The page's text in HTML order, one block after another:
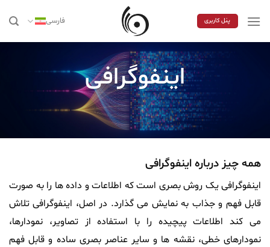
پنل کاربری فارسی
اینفوگرافی
همه چیز درباره اینفوگرافی
اینفوگرافییک روش بصری است که اطلاعات و داده ها را به صورت
قابل فهم و جذاب به نمایش می گذارد. در اصل، اینفوگرافی تلاش
می کند اطلاعات پیچیده را با استفاده از تصاویر، نمودارها،
نمودارهای خطی، نقشه ها و سایر عناصر بصری ساده و قابل فهم